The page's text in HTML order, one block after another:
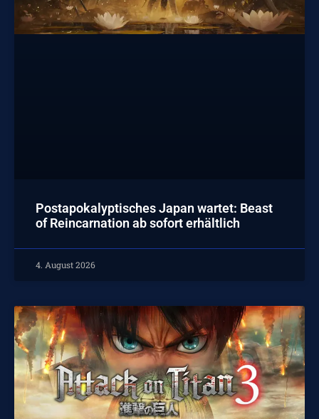
Postapokalyptisches Japan wartet: Beast
of Reincarnation ab sofort erhältlich
4. August 2026